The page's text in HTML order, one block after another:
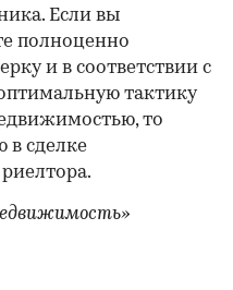
Если вы
полноценно
и в соответствии с
тактику
то
в сделке